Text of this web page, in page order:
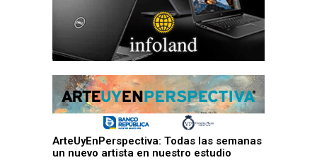
ArteUyEnPerspectiva: Todas las semanas
un nuevo artista en nuestro estudio